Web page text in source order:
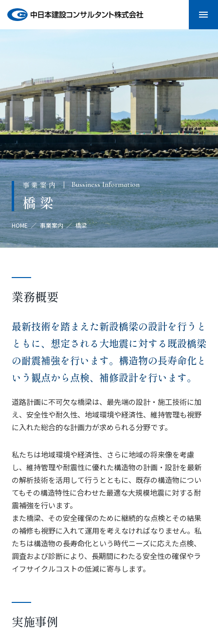
menu
事業案内 Bussiness Information
橋梁
HOME ／ 事業案内 ／ 橋梁
業務概要
最新技術を踏まえた新設橋梁の設計を行うと
ともに、想定される大地震に対する既設橋梁
の耐震補強を行います。構造物の長寿命化と
いう観点から点検、補修設計を行います。
道路計画に不可欠な橋梁は、最先端の設計・施工技術に加
え、安全性や耐久性、地域環境や経済性、維持管理も視野
に入れた総合的な計画力が求められる分野です。
私たちは地域環境や経済性、さらに地域の将来像を考慮
し、維持管理や耐震性に優れた構造物の計画・設計を最新
の解析技術を活用して行うとともに、既存の構造物につい
てもその構造特性に合わせた最適な大規模地震に対する耐
震補強を行います。
また橋梁、その安全確保のために継続的な点検とその結果
の補修も視野に入れて運用を考えなければなりません。私
たちは構造物の長寿命化という時代ニーズに応えた点検、
調査および診断により、長期間にわたる安全性の確保やラ
イフサイクルコストの低減に寄与します。
実施事例